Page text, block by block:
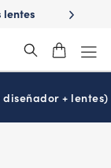
de la vista?
+ lentes)